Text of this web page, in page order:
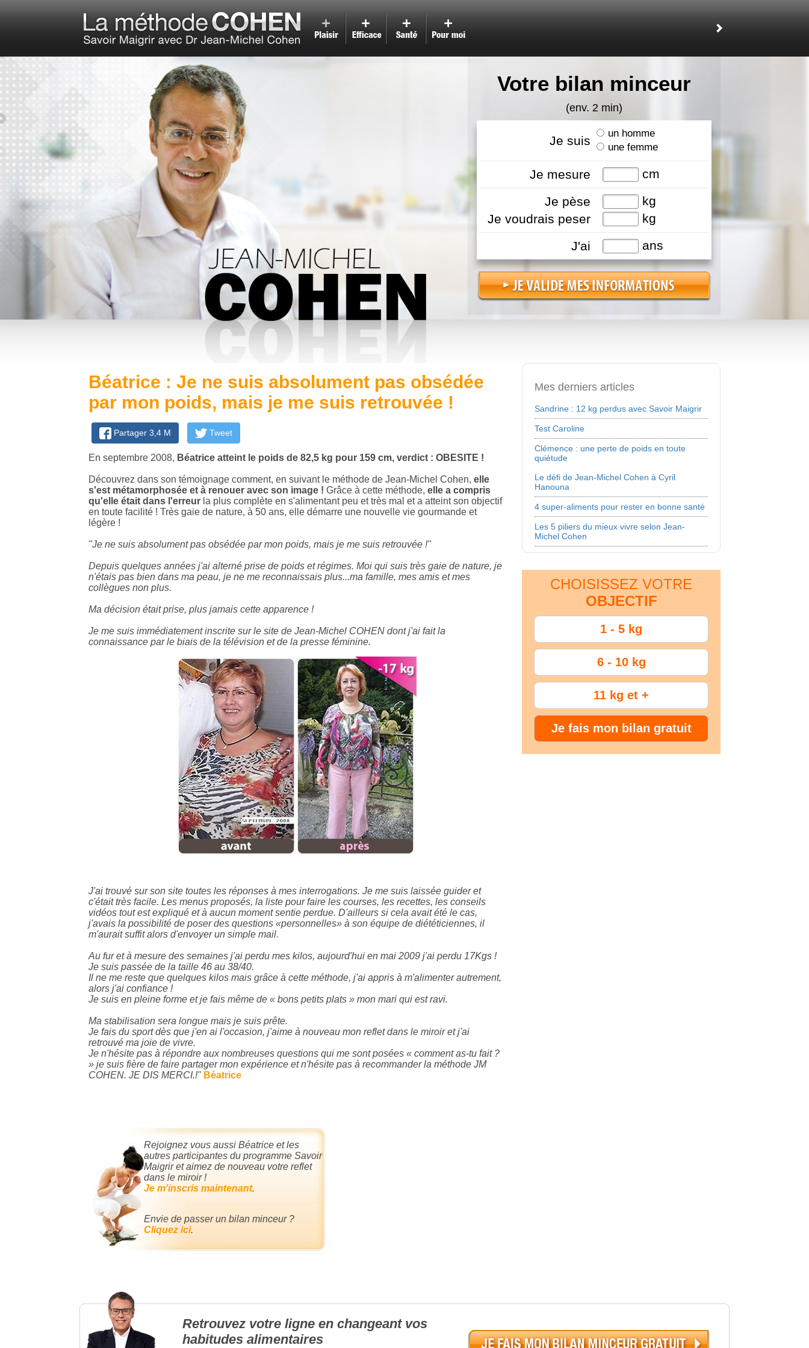
Votre bilan minceur
(env. 2 min)
Je suis
un homme
une femme
Je mesure cm
Je pèse
kg
Je voudrais peser
kg
J'ai ans
Béatrice : Je ne suis absolument pas obsédée
par mon poids, mais je me suis retrouvée !
Partager 3,4 M Tweet
En septembre 2008, Béatrice atteint le poids de 82,5 kg pour 159 cm, verdict : OBESITE !
Découvrez dans son témoignage comment, en suivant le méthode de Jean-Michel Cohen, elle
s'est métamorphosée et à renouer avec son image ! Grâce à cette méthode, elle a compris
qu'elle était dans l'erreur la plus complète en s'alimentant peu et très mal et a atteint son objectif
en toute facilité ! Très gaie de nature, à 50 ans, elle démarre une nouvelle vie gourmande et
légère !
"Je ne suis absolument pas obsédée par mon poids, mais je me suis retrouvée !"
Depuis quelques années j'ai alterné prise de poids et régimes. Moi qui suis très gaie de nature, je
n'étais pas bien dans ma peau, je ne me reconnaissais plus...ma famille, mes amis et mes
collègues non plus.
Ma décision était prise, plus jamais cette apparence !
Je me suis immédiatement inscrite sur le site de Jean-Michel COHEN dont j'ai fait la
connaissance par le biais de la télévision et de la presse féminine.
J'ai trouvé sur son site toutes les réponses à mes interrogations. Je me suis laissée guider et
c'était très facile. Les menus proposés, la liste pour faire les courses, les recettes, les conseils
vidéos tout est expliqué et à aucun moment sentie perdue. D'ailleurs si cela avait été le cas,
j'avais la possibilité de poser des questions «personnelles» à son équipe de diététiciennes, il
m'aurait suffit alors d'envoyer un simple mail.
Au fur et à mesure des semaines j'ai perdu mes kilos, aujourd'hui en mai 2009 j'ai perdu 17Kgs !
Je suis passée de la taille 46 au 38/40.
Il ne me reste que quelques kilos mais grâce à cette méthode, j'ai appris à m'alimenter autrement,
alors j'ai confiance !
Je suis en pleine forme et je fais même de « bons petits plats » mon mari qui est ravi.
Ma stabilisation sera longue mais je suis prête.
Je fais du sport dès que j'en ai l'occasion, j'aime à nouveau mon reflet dans le miroir et j'ai
retrouvé ma joie de vivre.
Je n'hésite pas à répondre aux nombreuses questions qui me sont posées « comment as-tu fait ?
» je suis fière de faire partager mon expérience et n'hésite pas à recommander la méthode JM
COHEN. JE DIS MERCI.!" Béatrice
Rejoignez vous aussi Béatrice et les
autres participantes du programme Savoir
Maigrir et aimez de nouveau votre reflet
dans le miroir !
Je m'inscris maintenant.
Envie de passer un bilan minceur ?
Cliquez ici.
Mes derniers articles
Sandrine : 12 kg perdus avec Savoir Maigrir
Test Caroline
Clémence : une perte de poids en toute
quiétude
Le défi de Jean-Michel Cohen à Cyril
Hanouna
4 super-aliments pour rester en bonne santé
Les 5 piliers du mieux vivre selon Jean-
Michel Cohen
CHOISISSEZ VOTRE
OBJECTIF
1 - 5 kg
6 - 10 kg
11 kg et +
Je fais mon bilan gratuit
Retrouvez votre ligne en changeant vos
habitudes alimentaires